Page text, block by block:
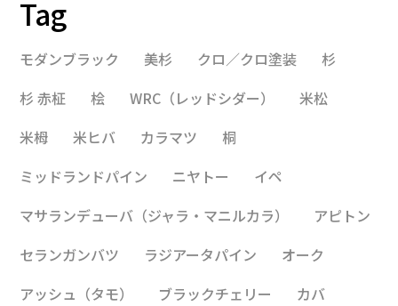
Tag
モダンブラック 美杉 クロ／クロ塗装
杉
杉 赤柾
桧 WRC（レッドシダー）
米松
米栂
米ヒバ カラマツ
桐
ミッドランドパイン
ニヤトー
イペ
マサランデューバ（ジャラ・マニルカラ）
アピトン
セランガンバツ
ラジアータパイン
オーク
アッシュ（タモ）
ブラックチェリー
カバ